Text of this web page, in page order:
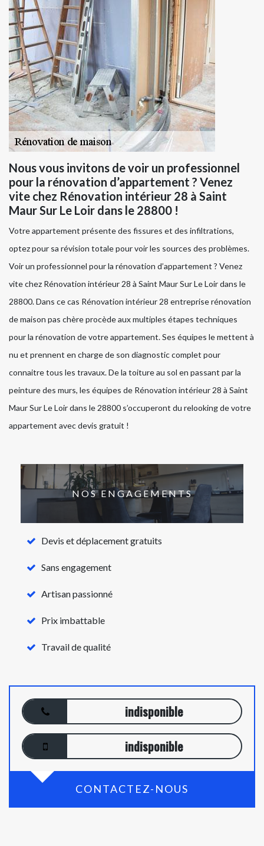
Nous vous invitons de voir un professionnel
pour la rénovation d’appartement ? Venez
vite chez Rénovation intérieur 28 à Saint
Maur Sur Le Loir dans le 28800 !
Votre appartement présente des fissures et des infiltrations,
optez pour sa révision totale pour voir les sources des problèmes.
Voir un professionnel pour la rénovation d’appartement ? Venez
vite chez Rénovation intérieur 28 à Saint Maur Sur Le Loir dans le
28800. Dans ce cas Rénovation intérieur 28 entreprise rénovation
de maison pas chère procède aux multiples étapes techniques
pour la rénovation de votre appartement. Ses équipes le mettent à
nu et prennent en charge de son diagnostic complet pour
connaitre tous les travaux. De la toiture au sol en passant par la
peinture des murs, les équipes de Rénovation intérieur 28 à Saint
Maur Sur Le Loir dans le 28800 s’occuperont du relooking de votre
appartement avec devis gratuit !
NOS ENGAGEMENTS
Devis et déplacement gratuits
Sans engagement
Artisan passionné
Prix imbattable
Travail de qualité
indisponible
indisponible
CONTACTEZ-NOUS